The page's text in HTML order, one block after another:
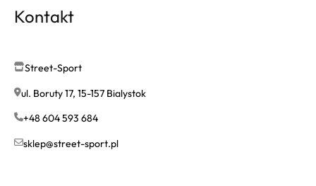
Kontakt
Street-Sport
ul. Boruty 17, 15-157 Bialystok
+48 604 593 684
sklep@street-sport.pl